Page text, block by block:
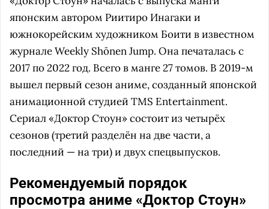
японским автором Риитиро Инагаки и
южнокорейским художником Боити в известном
журнале Weekly Shōnen Jump. Она печаталась с
2017 по 2022 год. Всего в манге 27 томов. В 2019-м
вышел первый сезон аниме, созданный японской
анимационной студией TMS Entertainment.
Сериал «Доктор Стоун» состоит из четырёх
сезонов (третий разделён на две части, а
последний — на три) и двух спецвыпусков.
Рекомендуемый порядок
просмотра аниме «Доктор Стоун»